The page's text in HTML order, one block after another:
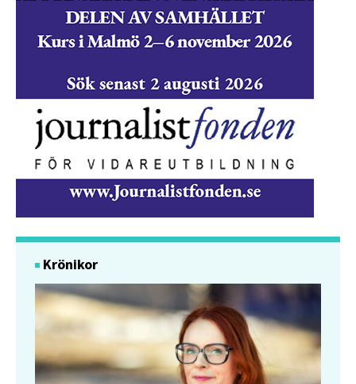
Krönikor